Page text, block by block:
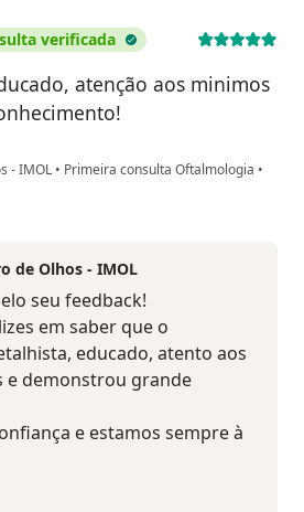
verificada
atenção aos minimos
- IMOL • Primeira consulta Oftalmologia •
Br
de Olhos - IMOL
seu feedback!
em saber que o
educado, atento aos
e demonstrou grande
e estamos sempre à